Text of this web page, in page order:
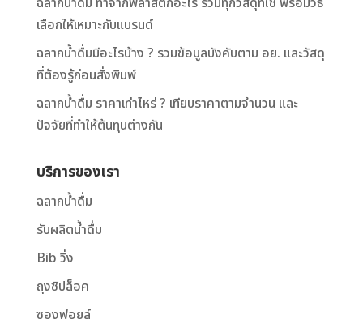
เลือกให้เหมาะกับแบรนด์
ฉลากน้ำดื่มมีอะไรบ้าง ? รวมข้อมูลบังคับตาม อย. และวัสดุ
ที่ต้องรู้ก่อนสั่งพิมพ์
ฉลากน้ำดื่ม ราคาเท่าไหร่ ? เทียบราคาตามจำนวน และ
ปัจจัยที่ทำให้ต้นทุนต่างกัน
บริการของเรา
ฉลากน้ำดื่ม
รับผลิตน้ำดื่ม
Bib วิ่ง
ถุงซิปล็อค
ซองฟอยล์